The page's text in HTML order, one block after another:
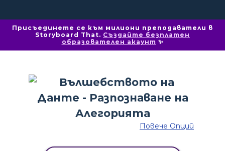
Присъединете се към милиони преподаватели в
Storyboard That. Създайте безплатен
образователен акаунт ✨
Повече Опций